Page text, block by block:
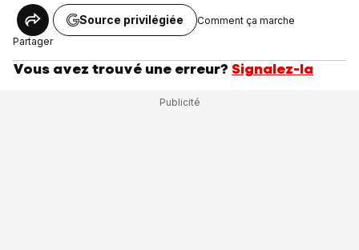
Partager
Source privilégiée Comment ça marche
Vous avez trouvé une erreur? Signalez-la